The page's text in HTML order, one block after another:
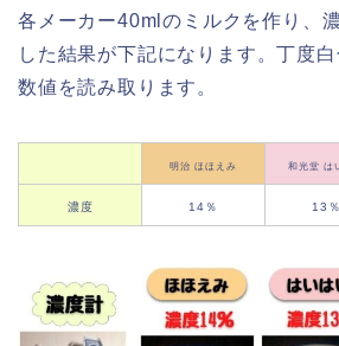
各メーカー40mlのミルクを作り、
した結果が下記になります。丁度
数値を読み取ります。
明治 ほほえみ 和光堂 は
濃度 14％ 13％